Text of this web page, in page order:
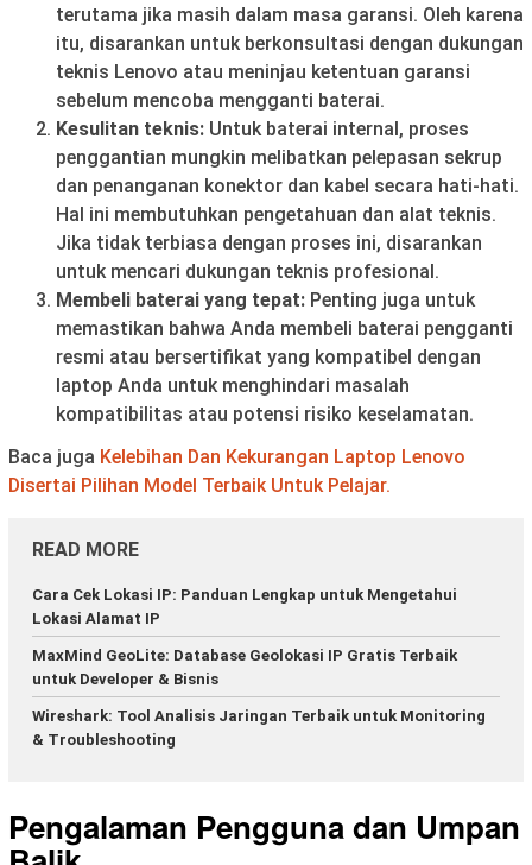
terutama jika masih dalam masa garansi. Oleh karena
itu, disarankan untuk berkonsultasi dengan dukungan
teknis Lenovo atau meninjau ketentuan garansi
sebelum mencoba mengganti baterai.
Kesulitan teknis: Untuk baterai internal, proses
penggantian mungkin melibatkan pelepasan sekrup
dan penanganan konektor dan kabel secara hati-hati.
Hal ini membutuhkan pengetahuan dan alat teknis.
Jika tidak terbiasa dengan proses ini, disarankan
untuk mencari dukungan teknis profesional.
Membeli baterai yang tepat: Penting juga untuk
memastikan bahwa Anda membeli baterai pengganti
resmi atau bersertifikat yang kompatibel dengan
laptop Anda untuk menghindari masalah
kompatibilitas atau potensi risiko keselamatan.
Baca juga Kelebihan Dan Kekurangan Laptop Lenovo
Disertai Pilihan Model Terbaik Untuk Pelajar.
READ MORE
Cara Cek Lokasi IP: Panduan Lengkap untuk Mengetahui
Lokasi Alamat IP
MaxMind GeoLite: Database Geolokasi IP Gratis Terbaik
untuk Developer & Bisnis
Wireshark: Tool Analisis Jaringan Terbaik untuk Monitoring
& Troubleshooting
Pengalaman Pengguna dan Umpan